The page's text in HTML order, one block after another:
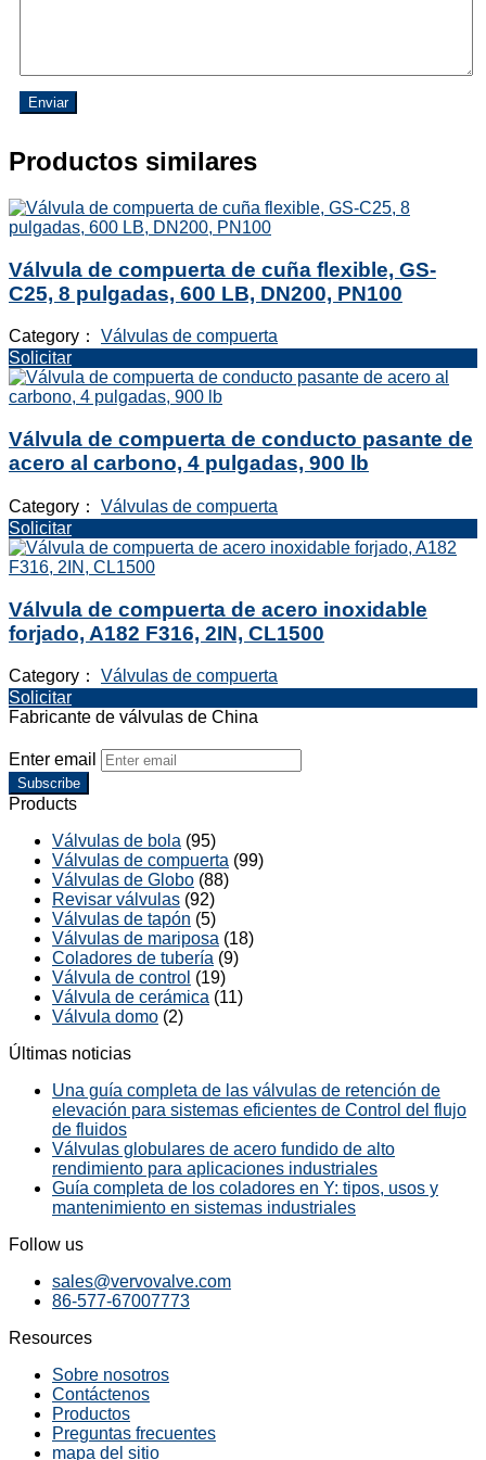
Enviar
Productos similares
Válvula de compuerta de cuña flexible, GS-
C25, 8 pulgadas, 600 LB, DN200, PN100
Category： Válvulas de compuerta
Solicitar
Válvula de compuerta de conducto pasante de
acero al carbono, 4 pulgadas, 900 lb
Category： Válvulas de compuerta
Solicitar
Válvula de compuerta de acero inoxidable
forjado, A182 F316, 2IN, CL1500
Category： Válvulas de compuerta
Solicitar
Fabricante de válvulas de China
Enter email
Subscribe
Products
Válvulas de bola (95)
Válvulas de compuerta (99)
Válvulas de Globo (88)
Revisar válvulas (92)
Válvulas de tapón (5)
Válvulas de mariposa (18)
Coladores de tubería (9)
Válvula de control (19)
Válvula de cerámica (11)
Válvula domo (2)
Últimas noticias
Una guía completa de las válvulas de retención de
elevación para sistemas eficientes de Control del flujo
de fluidos
Válvulas globulares de acero fundido de alto
rendimiento para aplicaciones industriales
Guía completa de los coladores en Y: tipos, usos y
mantenimiento en sistemas industriales
Follow us
sales@vervovalve.com
86-577-67007773
Resources
Sobre nosotros
Contáctenos
Productos
Preguntas frecuentes
mapa del sitio